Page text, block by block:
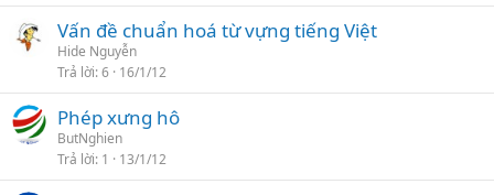
Vấn đề chuẩn hoá từ vựng tiếng Việt
Hide Nguyễn
Trả lời 6 16/1/12
Phép xưng hô
ButNghien
Trả lời 1 13/1/12